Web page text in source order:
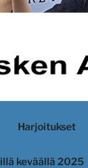
Harjoitukset
keväällä 2025